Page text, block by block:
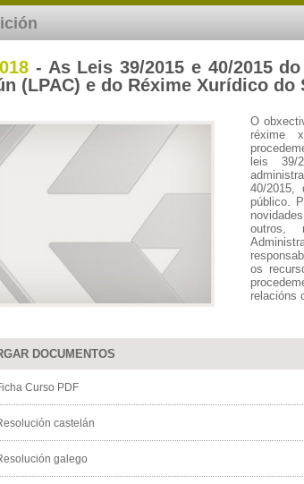
- As Leis 39/2015 e 40/2015
(LPAC) e do Réxime Xurídico do
O
réxime
leis 39/
40/2015,
público.
outros,
os
relacións
DOCUMENTOS
Curso PDF
castelán
galego